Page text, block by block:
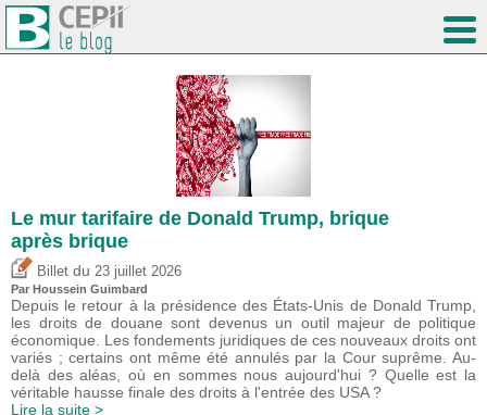
Le mur tarifaire de Donald Trump, brique
après brique
Billet du 23 juillet 2026
Par Houssein Guimbard
Depuis le retour à la présidence des États-Unis de Donald Trump,
les droits de douane sont devenus un outil majeur de politique
économique. Les fondements juridiques de ces nouveaux droits ont
variés ; certains ont même été annulés par la Cour suprême. Au-
delà des aléas, où en sommes nous aujourd'hui ? Quelle est la
véritable hausse finale des droits à l'entrée des USA ?
Lire la suite >